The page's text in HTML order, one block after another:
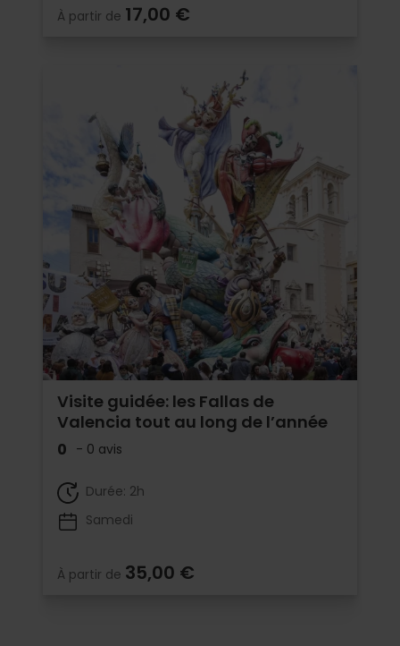
À partir de 17,00 €
Visite guidée: les Fallas de
Valencia tout au long de l’année
0 - 0 avis
Durée: 2h
Samedi
À partir de 35,00 €